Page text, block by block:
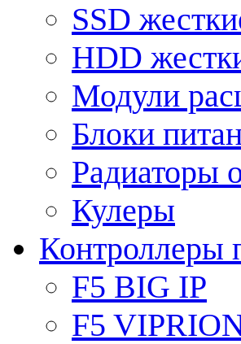
SSD
HDD
Модули
Блоки
Радиаторы
Кулеры
Контроллеры
F5 BIG IP
F5